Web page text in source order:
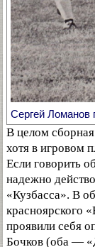
Сергей Ломанов
В целом
хотя в игровом
Если говорить
надежно
«Кузбасса». В
красноярского
проявили себя
Бочков (оба —